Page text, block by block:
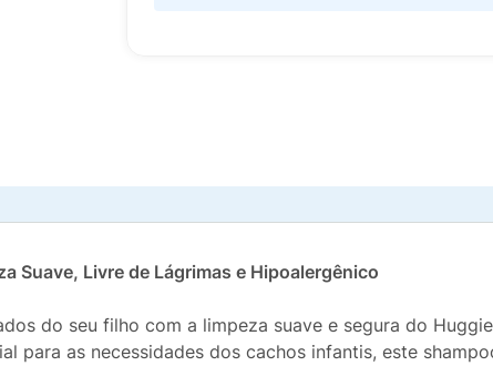
Suave, Livre de Lágrimas e Hipoalergênico
do seu filho com a limpeza suave e segura do
para as necessidades dos cachos infantis, este